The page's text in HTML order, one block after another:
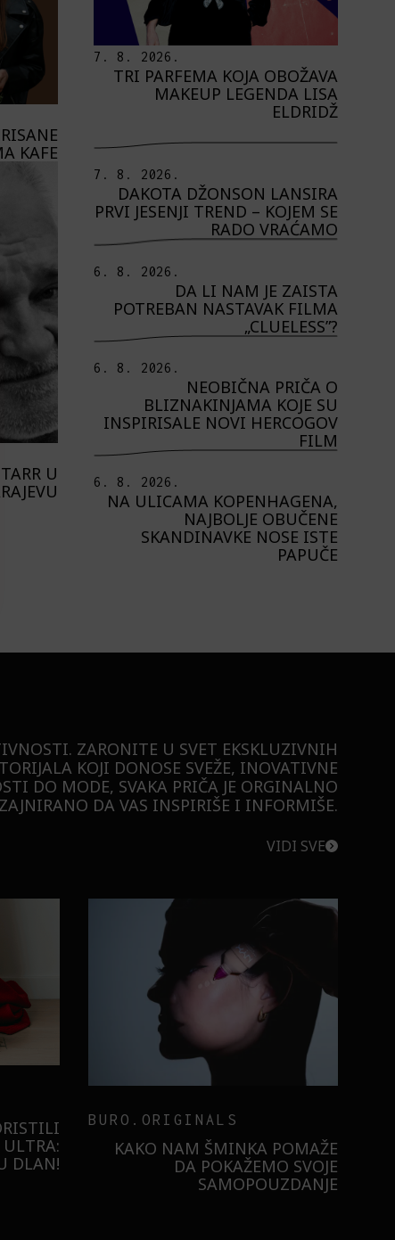
KAFE
U
7. 8. 2026.
TRI PARFEMA KOJA OBOŽAVA
MAKEUP LEGENDA LISA
ELDRIDŽ
7. 8. 2026.
DAKOTA DŽONSON LANSIRA
PRVI JESENJI TREND – KOJEM SE
RADO VRAĆAMO
6. 8. 2026.
DA LI NAM JE ZAISTA
POTREBAN NASTAVAK FILMA
„CLUELESS”?
6. 8. 2026.
NEOBIČNA PRIČA O
BLIZNAKINJAMA KOJE SU
INSPIRISALE NOVI HERCOGOV
FILM
6. 8. 2026.
NA ULICAMA KOPENHAGENA,
NAJBOLJE OBUČENE
SKANDINAVKE NOSE ISTE
PAPUČE
ZARONITE U SVET EKSKLUZIVNIH
KOJI DONOSE SVEŽE, INOVATIVNE
DO MODE, SVAKA PRIČA JE ORGINALNO
DA VAS INSPIRIŠE I INFORMIŠE.
VIDI SVE
DLAN!
BURO.ORIGINALS
KAKO NAM ŠMINKA POMAŽE
DA POKAŽEMO SVOJE
SAMOPOUZDANJE